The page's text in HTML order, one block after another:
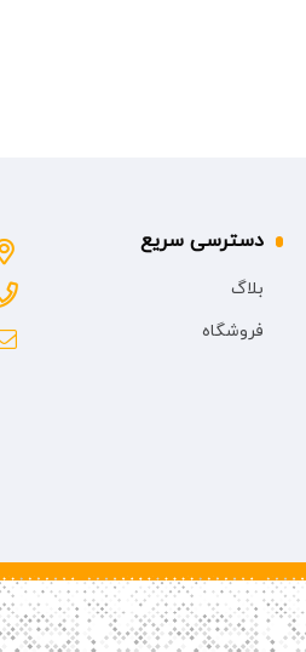
دسترسی سریع
بلاگ
فروشگاه